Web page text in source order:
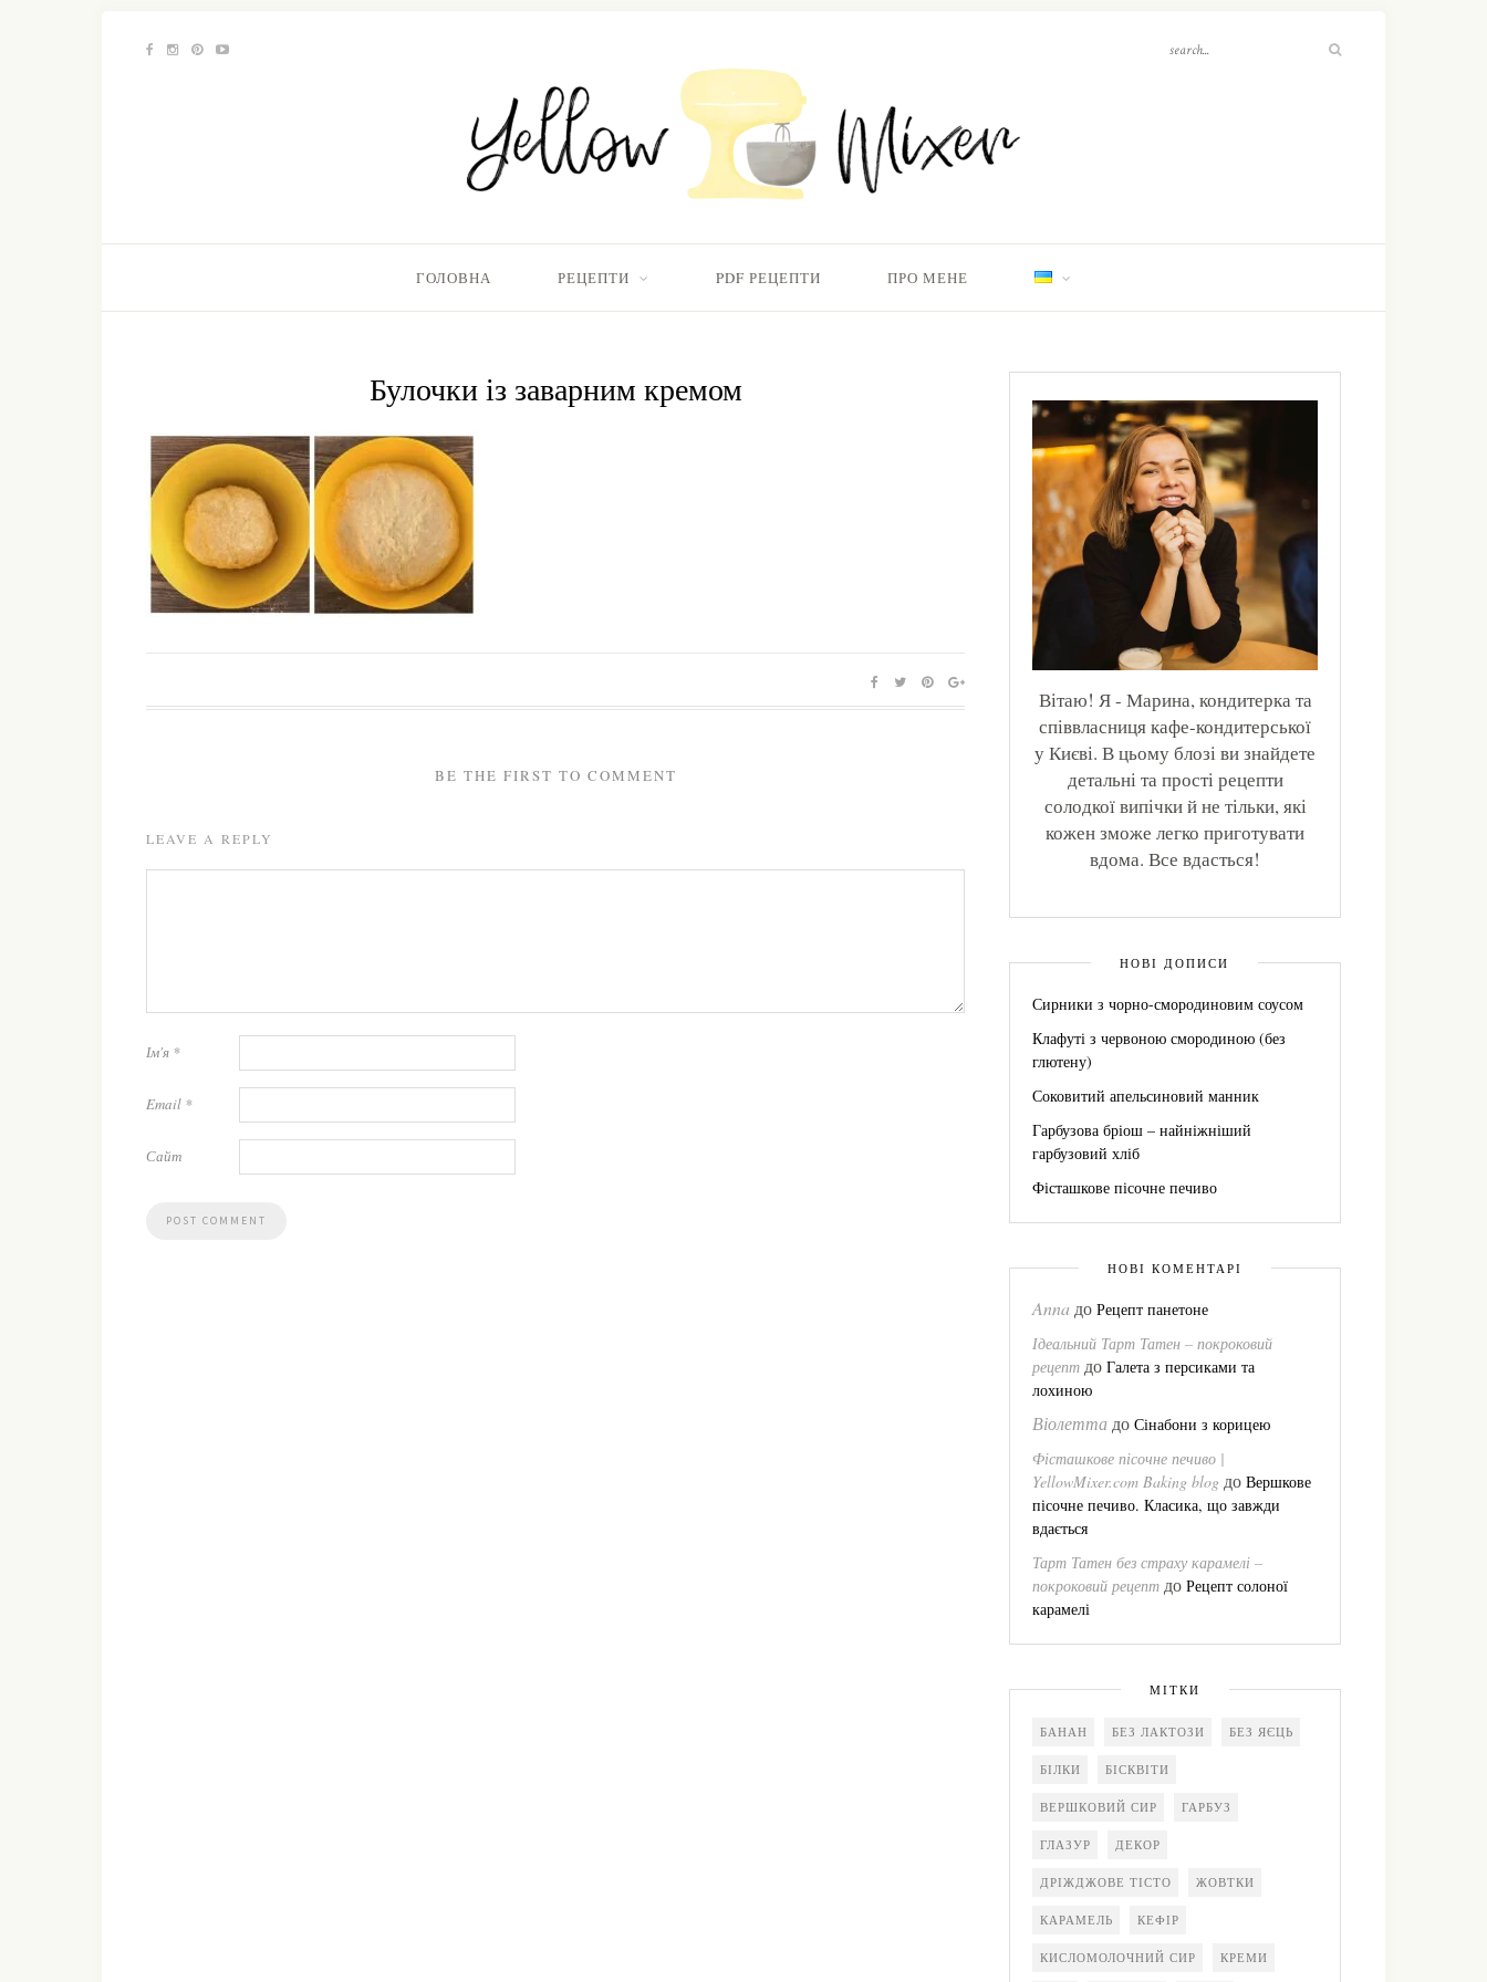
ГОЛОВНА РЕЦЕПТИ PDF РЕЦЕПТИ ПРО МЕНЕ
Булочки із заварним кремом
BE THE FIRST TO COMMENT
LEAVE A REPLY
Ім'я *
Email *
Сайт
Вітаю! Я - Марина, кондитерка та
співвласниця кафе-кондитерської
у Києві. В цьому блозі ви знайдете
детальні та прості рецепти
солодкої випічки й не тільки, які
кожен зможе легко приготувати
вдома. Все вдасться!
НОВІ ДОПИСИ
Сирники з чорно-смородиновим соусом
Клафуті з червоною смородиною (без
глютену)
Соковитий апельсиновий манник
Гарбузова бріош – найніжніший
гарбузовий хліб
Фісташкове пісочне печиво
НОВІ КОМЕНТАРІ
Annaдо Рецепт панетоне
Ідеальний Тарт Татен – покроковий
рецепт до Галета з персиками та
лохиною
Віолеттадо Сінабони з корицею
Фісташкове пісочне печиво |
YellowMixer.com Baking blog до Вершкове
пісочне печиво. Класика, що завжди
вдається
Тарт Татен без страху карамелі –
покроковий рецепт до Рецепт солоної
карамелі
МІТКИ
БАНАН БЕЗ ЛАКТОЗИ БЕЗ ЯЄЦЬ
БІЛКИ БІСКВІТИ
ВЕРШКОВИЙ СИР ГАРБУЗ
ГЛАЗУР ДЕКОР
ДРІЖДЖОВЕ ТІСТО ЖОВТКИ
КАРАМЕЛЬ КЕФІР
КИСЛОМОЛОЧНИЙ СИР КРЕМИ